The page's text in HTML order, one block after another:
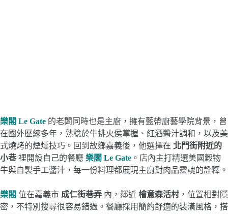
樂閣 Le Gate 的老闆同時也是主廚，擁有藍帶廚藝學院背景，曾
在國外歷練多年，熟稔於牛排火侯掌握、紅酒醬汁調和，以及美
式燒烤的煙燻技巧。回到故鄉嘉義後，他選擇在 北門街附近的
小巷裡開設自己的餐廳 樂閣 Le Gate 。店內主打精選美國穀物
牛與自製手工醬汁，每一份料理都展現主廚對肉品靈魂的詮釋。
樂閣 位在嘉義市 成仁街巷弄 內，鄰近 檜意森活村 ，位置相對隱
密，不特別搜尋很容易錯過。餐廳採用簡約舒適的裝潢風格，搭